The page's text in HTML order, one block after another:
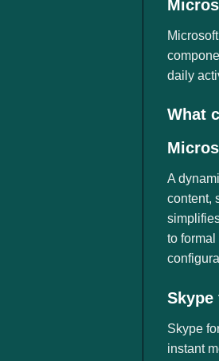
daily
What
A
content,
to
Skype
Skype
instant